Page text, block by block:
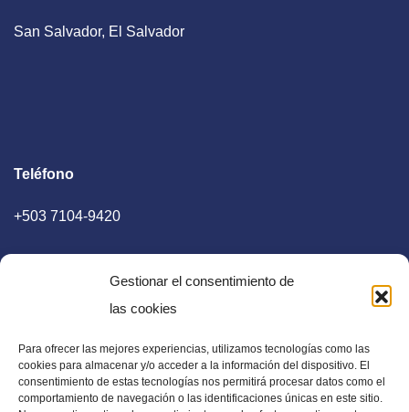
Gestionar el consentimiento de
las cookies
Para ofrecer las mejores experiencias, utilizamos tecnologías como las
cookies para almacenar y/o acceder a la información del dispositivo. El
consentimiento de estas tecnologías nos permitirá procesar datos como el
comportamiento de navegación o las identificaciones únicas en este sitio.
San Salvador, El Salvador
Teléfono
+503 7104-9420
E-mail
diaadia.redaccion@gmail.com